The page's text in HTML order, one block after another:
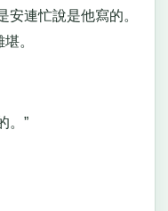
安連忙說是他寫的。
。
。”